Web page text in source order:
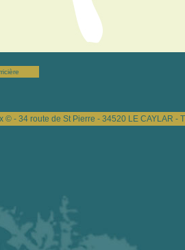
© - 34 route de St Pierre - 34520 LE CAYLAR -